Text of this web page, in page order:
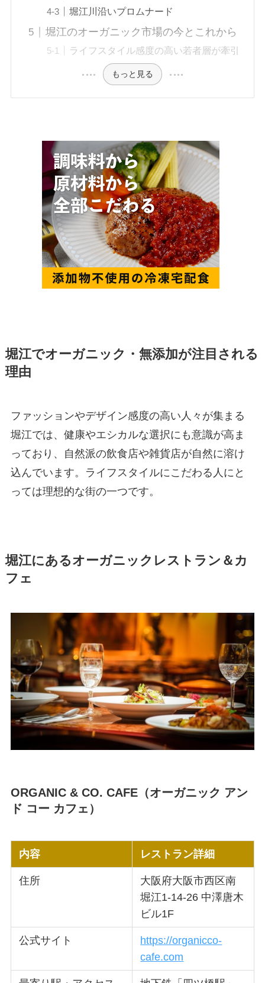
堀江川沿いプロムナード
堀江のオーガニック市場の今とこれから
ライフスタイル感度の高い若者層が牽引
もっと見る
堀江でオーガニック・無添加が注目される
理由
ファッションやデザイン感度の高い人々が集まる
堀江では、健康やエシカルな選択にも意識が高ま
っており、自然派の飲食店や雑貨店が自然に溶け
込んでいます。ライフスタイルにこだわる人にと
っては理想的な街の一つです。
堀江にあるオーガニックレストラン＆カ
フェ
ORGANIC & CO. CAFE（オーガニック アン
ド コー カフェ）
内容 レストラン詳細
住所
大阪府大阪市西区南
堀江1-14-26 中澤唐木
ビル1F
公式サイト
https://organicco-
cafe.com